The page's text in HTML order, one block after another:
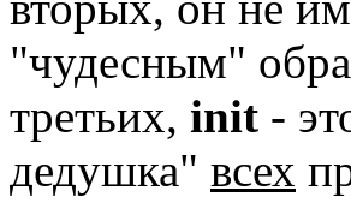
"чудесным"
третьих, init -
дедушка" всех